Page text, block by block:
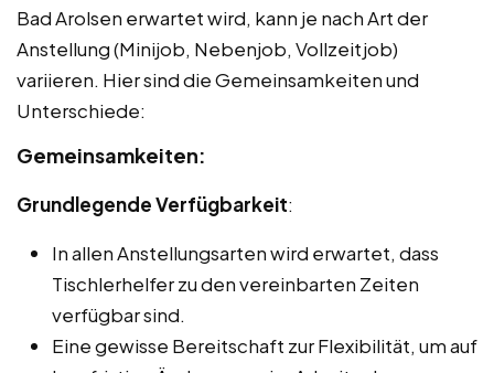
Bad Arolsen erwartet wird, kann je nach Art der
Anstellung (Minijob, Nebenjob, Vollzeitjob)
variieren. Hier sind die Gemeinsamkeiten und
Unterschiede:
Gemeinsamkeiten:
Grundlegende Verfügbarkeit:
In allen Anstellungsarten wird erwartet, dass
Tischlerhelfer zu den vereinbarten Zeiten
verfügbar sind.
Eine gewisse Bereitschaft zur Flexibilität, um auf